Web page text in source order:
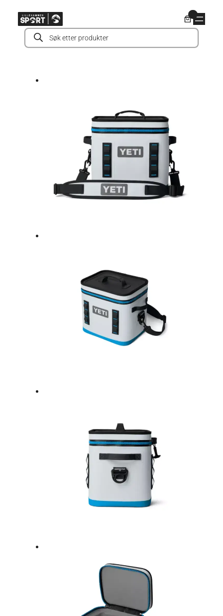
innholdProducts
search